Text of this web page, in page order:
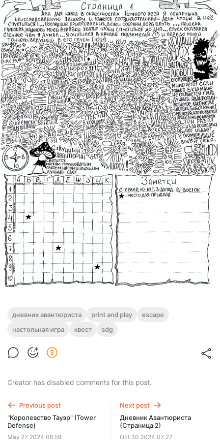
дневник авантюриста print and play
escape
настольная игра
квест sdg
Creator has disabled comments for this post.
Previous post
"Королевство Тауэр" (Tower
Defense)
May 27 2024 06:59
Next post
Дневник Авантюриста
(Страница 2)
Oct 30 2024 07:27